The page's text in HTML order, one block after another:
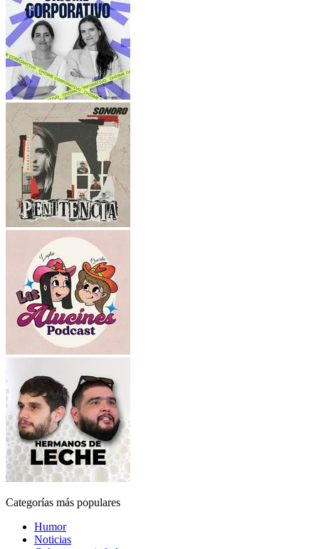
Categorías más populares
Humor
Noticias